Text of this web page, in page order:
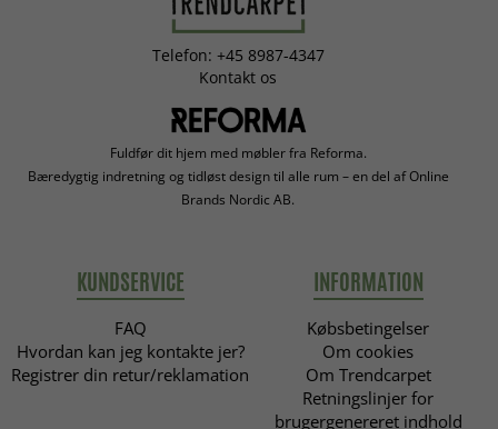
Telefon: +45 8987-4347
Kontakt os
Fuldfør dit hjem med møbler fra Reforma.
Bæredygtig indretning og tidløst design til alle rum – en del af Online
Brands Nordic AB.
KUNDSERVICE
FAQ
Hvordan kan jeg kontakte jer?
Registrer din retur/reklamation
INFORMATION
Købsbetingelser
Om cookies
Om Trendcarpet
Retningslinjer for
brugergenereret indhold